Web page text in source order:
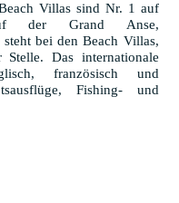
Villas sind Nr. 1 auf
der Grand Anse,
bei den Beach Villas,
Stelle. Das internationale
französisch und
Fishing- und